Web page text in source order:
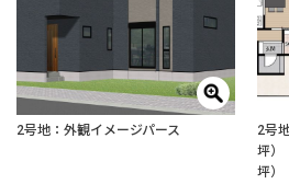
2号地：外観イメージパース
2号
坪）
坪）